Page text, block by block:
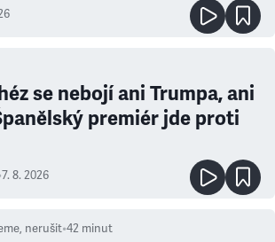
se nebojí ani Trumpa, ani
premiér jde proti
7. 8. 2026
nerušit•42 minut